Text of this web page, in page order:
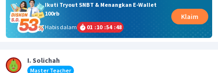
Ikuti Tryout SNBT & Menangkan E-Wallet
100rb
Habis dalam
01 :10 :54 :47
Klaim
I. Solichah
Master Teacher